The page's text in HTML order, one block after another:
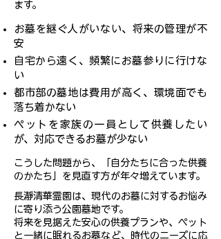
ます。
​お墓を継ぐ人がいない、将来の管理が不
安
自宅から遠く、頻繁にお墓参りに行けな
い
都市部の墓地は費用が高く、環境面でも
落ち着かない
ペットを家族の一員として供養したい
が、対応できるお墓が少ない
​こうした問題から、「自分たちに合った供養
のかたち」を見直す方が年々増えています。
​長瀞清華霊園は、現代のお墓に対するお悩み
に寄り添う公園墓地です。
将来を見据えた安心の供養プランや、ペット
と一緒に眠れるお墓など、時代のニーズに応